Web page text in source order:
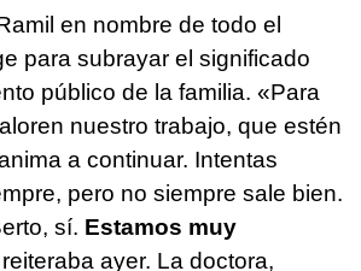
en nombre de todo el
para subrayar el significado
público de la familia. «Para
nuestro trabajo, que estén
a continuar. Intentas
pero no siempre sale bien.
sí. Estamos muy
ayer. La doctora,